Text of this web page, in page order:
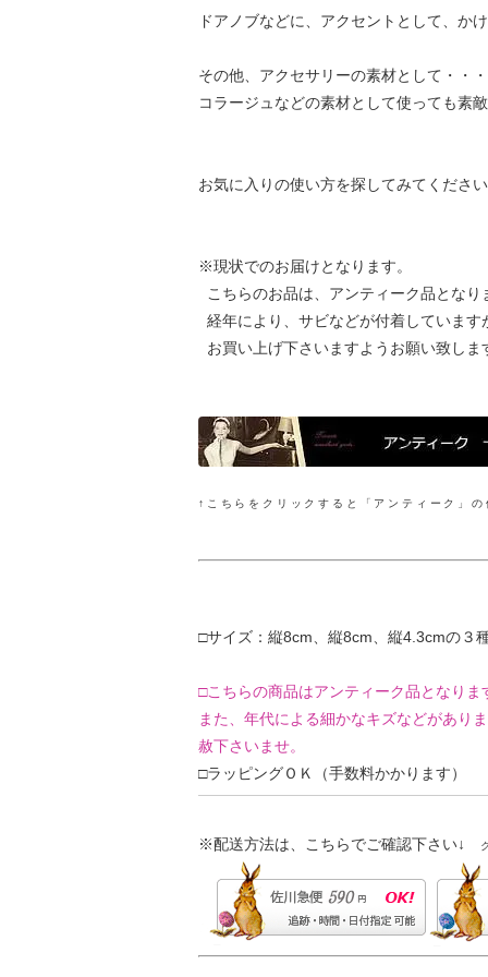
ドアノブなどに、アクセントとして、か
その他、アクセサリーの素材として・・・
コラージュなどの素材として使っても素
お気に入りの使い方を探してみてくださ
※現状でのお届けとなります。
こちらのお品は、アンティーク品となり
経年により、サビなどが付着していま
お買い上げ下さいますようお願い致しま
↑こちらをクリックすると「アンティーク」
□サイズ：縦8cm、縦8cm、縦4.3cmの３
□こちらの商品はアンティーク品となりま
また、年代による細かなキズなどがあり
赦下さいませ。
□ラッピングＯＫ（手数料かかります）
※配送方法は、こちらでご確認下さい↓